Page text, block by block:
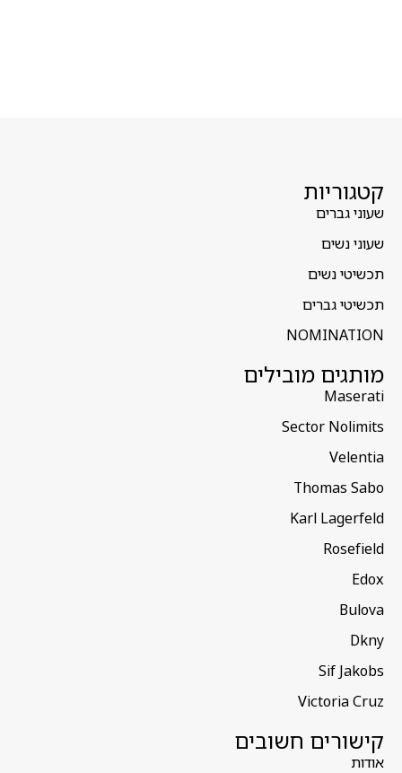
קטגוריות
שעוני גברים
שעוני נשים
תכשיטי נשים
תכשיטי גברים
NOMINATION
מותגים מובילים
Maserati
Sector Nolimits
Velentia
Thomas Sabo
Karl Lagerfeld
Rosefield
Edox
Bulova
Dkny
Sif Jakobs
Victoria Cruz
קישורים חשובים
אודות